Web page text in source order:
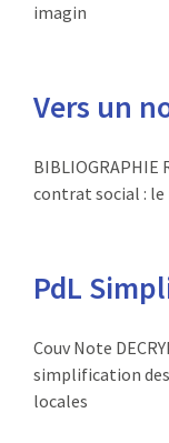
imagin
Vers un
BIBLIOGRAPHIE
contrat social : le
PdL
Couv Note
simplification
locales